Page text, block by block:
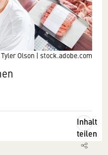
Olson | stock.adobe.com
Inhalt
teilen